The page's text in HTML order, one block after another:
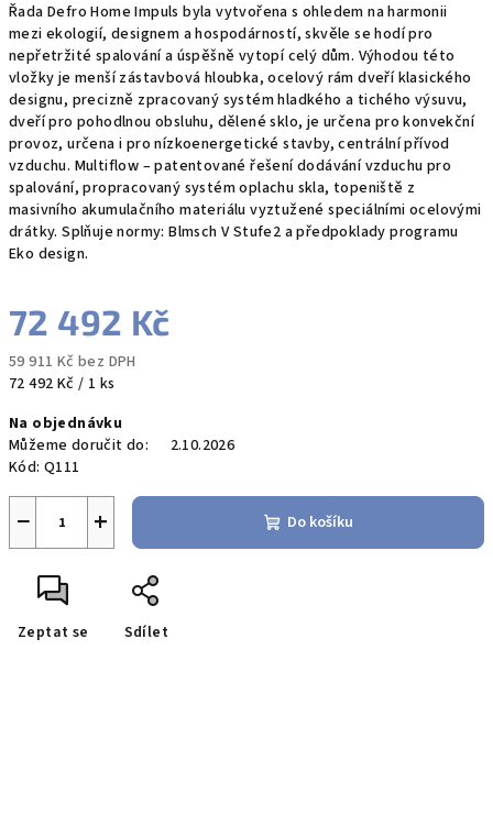
Řada Defro Home Impuls byla vytvořena s ohledem na harmonii
mezi ekologií, designem a hospodárností, skvěle se hodí pro
nepřetržité spalování a úspěšně vytopí celý dům. Výhodou této
vložky je menší zástavbová hloubka, ocelový rám dveří klasického
designu, precizně zpracovaný systém hladkého a tichého výsuvu,
dveří pro pohodlnou obsluhu, dělené sklo, je určena pro konvekční
provoz, určena i pro nízkoenergetické stavby, centrální přívod
vzduchu. Multiflow – patentované řešení dodávání vzduchu pro
spalování, propracovaný systém oplachu skla, topeniště z
masivního akumulačního materiálu vyztužené speciálními ocelovými
drátky. Splňuje normy: Blmsch V Stufe2 a předpoklady programu
Eko design.
72 492 Kč
59 911 Kč bez DPH
Měrná
72 492 Kč / 1 ks
Na objednávku
Můžeme doručit do:
2.10.2026
Kód: Q111
+
− Do košíku
Zeptat se Sdílet